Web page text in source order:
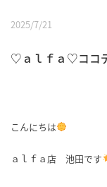
2025/7/21
♡ａｌｆａ♡ココ
こんにちは
ａｌｆａ店 池田です